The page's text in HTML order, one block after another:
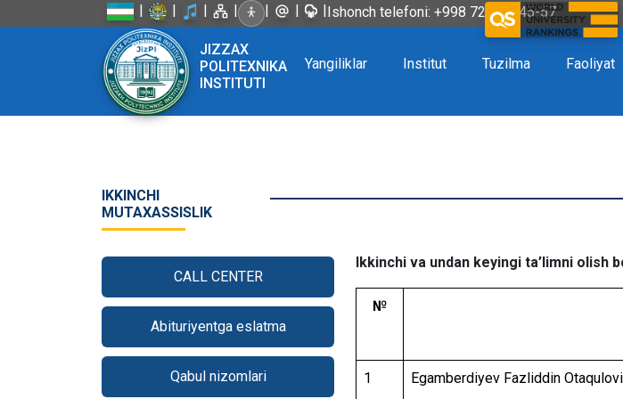
| | | | | | |Ishonch telefoni: +998 72 226-45-57
JIZZAX
POLITEXNIKA
INSTITUTI
Yangiliklar Institut Tuzilma Faoliyat
IKKINCHI
MUTAXASSISLIK
CALL CENTER
Abituriyentga eslatma
Qabul nizomlari
Ikkinchi va undan keyingi ta’limni olish
№
1 Egamberdiyev Fazliddin